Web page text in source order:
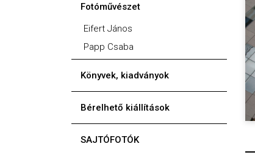
Fotóművészet
Eifert János
Papp Csaba
Könyvek, kiadványok
Bérelhető kiállítások
SAJTÓFOTÓK